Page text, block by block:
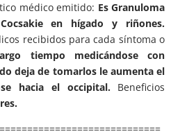
médico emitido: Es Granuloma
en hígado y riñones.
recibidos para cada síntoma o
tiempo medicándose con
deja de tomarlos le aumenta el
hacia el occipital.Beneficios